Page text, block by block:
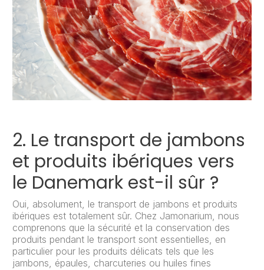
2. Le transport de jambons
et produits ibériques vers
le Danemark est-il sûr ?
Oui, absolument, le transport de jambons et produits
ibériques est totalement sûr. Chez Jamonarium, nous
comprenons que la sécurité et la conservation des
produits pendant le transport sont essentielles, en
particulier pour les produits délicats tels que les
jambons, épaules, charcuteries ou huiles fines